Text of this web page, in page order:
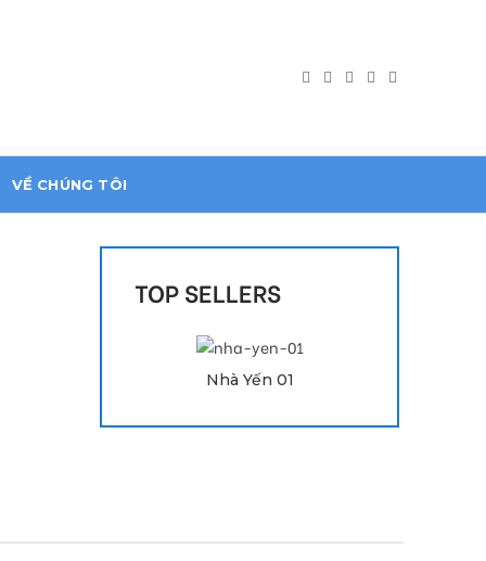
VỀ CHÚNG TÔI
TOP SELLERS
Liên hệ để đặt hàng
Nhà Yến 01